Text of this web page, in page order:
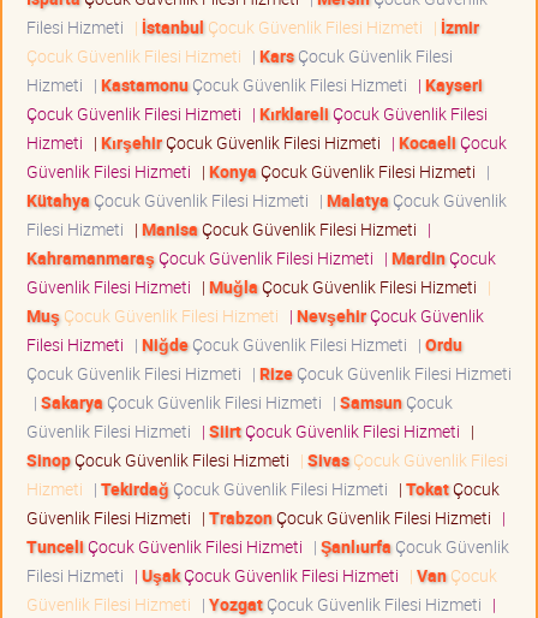
Filesi Hizmeti | İstanbul Çocuk Güvenlik Filesi Hizmeti | İzmir
Çocuk Güvenlik Filesi Hizmeti | KarsÇocuk Güvenlik Filesi
Hizmeti | KastamonuÇocuk Güvenlik Filesi Hizmeti | Kayseri
Çocuk Güvenlik Filesi Hizmeti | KırklareliÇocuk Güvenlik Filesi
Hizmeti | KırşehirÇocuk Güvenlik Filesi Hizmeti | KocaeliÇocuk
Güvenlik Filesi Hizmeti | KonyaÇocuk Güvenlik Filesi Hizmeti |
Kütahya Çocuk Güvenlik Filesi Hizmeti | Malatya Çocuk Güvenlik
Filesi Hizmeti | ManisaÇocuk Güvenlik Filesi Hizmeti |
KahramanmaraşÇocuk Güvenlik Filesi Hizmeti | MardinÇocuk
Güvenlik Filesi Hizmeti | MuğlaÇocuk Güvenlik Filesi Hizmeti |
Muş Çocuk Güvenlik Filesi Hizmeti | NevşehirÇocuk Güvenlik
Filesi Hizmeti | NiğdeÇocuk Güvenlik Filesi Hizmeti | Ordu
Çocuk Güvenlik Filesi Hizmeti | RizeÇocuk Güvenlik Filesi Hizmeti
| Sakarya Çocuk Güvenlik Filesi Hizmeti | SamsunÇocuk
Güvenlik Filesi Hizmeti | SiirtÇocuk Güvenlik Filesi Hizmeti |
SinopÇocuk Güvenlik Filesi Hizmeti | SivasÇocuk Güvenlik Filesi
Hizmeti | Tekirdağ Çocuk Güvenlik Filesi Hizmeti | TokatÇocuk
Güvenlik Filesi Hizmeti | TrabzonÇocuk Güvenlik Filesi Hizmeti |
TunceliÇocuk Güvenlik Filesi Hizmeti | Şanlıurfa Çocuk Güvenlik
Filesi Hizmeti | UşakÇocuk Güvenlik Filesi Hizmeti | VanÇocuk
Güvenlik Filesi Hizmeti | YozgatÇocuk Güvenlik Filesi Hizmeti |